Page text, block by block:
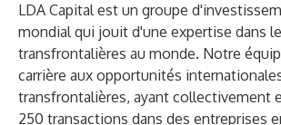
LDA Capital est un groupe
mondial qui jouit d'une expertise dans
transfrontalières au monde. Notre
carrière aux opportunités
transfrontalières, ayant collectivement
250 transactions dans des entreprises